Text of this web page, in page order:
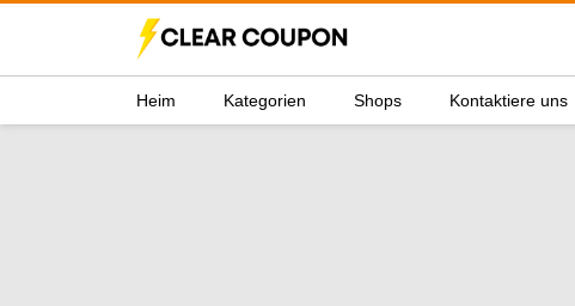
Heim Kategorien Shops Kontaktiere uns